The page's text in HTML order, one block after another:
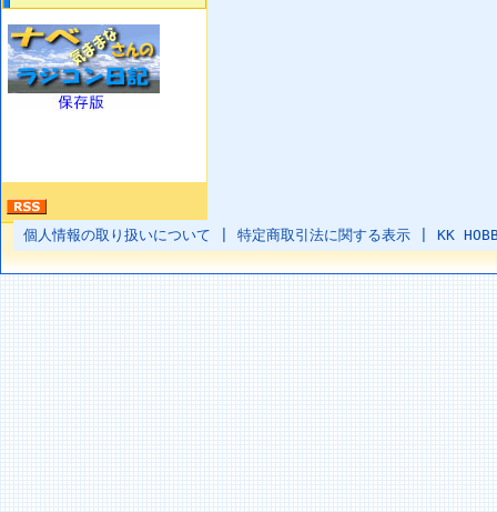
個人情報の取り扱いについて 特定商取引法に関する表示 KK